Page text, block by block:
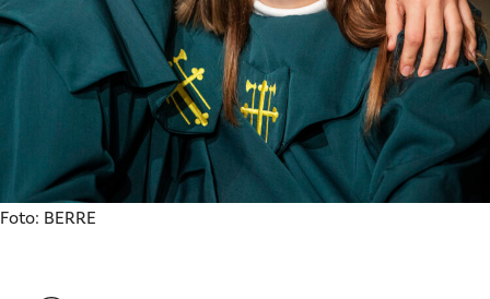
Ditt besøk
Foto: BERRE